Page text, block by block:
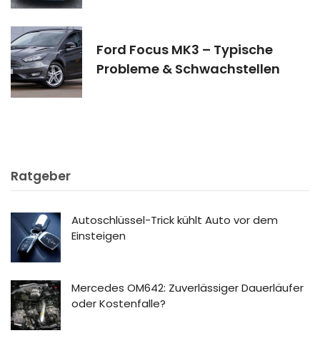
Ford Focus MK3 – Typische
Probleme & Schwachstellen
Ratgeber
Autoschlüssel-Trick kühlt Auto vor dem
Einsteigen
Mercedes OM642: Zuverlässiger Dauerläufer
oder Kostenfalle?